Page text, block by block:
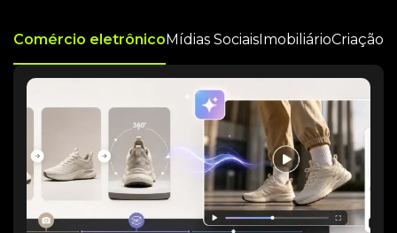
Comércio eletrônicoMídias SociaisImobiliárioCriação